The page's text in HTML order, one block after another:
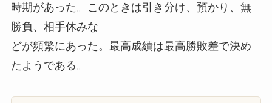
時期があった。このときは引き分け、預かり、無
勝負、相手休みな
どが頻繁にあった。最高成績は最高勝敗差で決め
たようである。